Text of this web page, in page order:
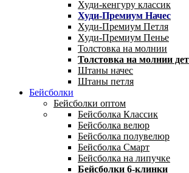
Худи-кенгуру классик
Худи-Премиум Начес
Худи-Премиум Петля
Худи-Премиум Пенье
Толстовка на молнии
Толстовка на молнии
Штаны начес
Штаны петля
Бейсболки
Бейсболки оптом
Бейсболка Классик
Бейсболка велюр
Бейсболка полувелюр
Бейсболка Смарт
Бейсболка на липучке
Бейсболки 6-клинки